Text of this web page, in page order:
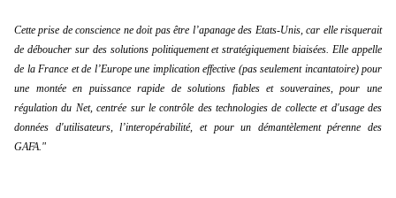
Cette prise de conscience ne doit pas être l’apanage des Etats-Unis, car elle risquerait
de déboucher sur des solutions politiquement et stratégiquement biaisées. Elle appelle
de la France et de l’Europe une implication effective (pas seulement incantatoire) pour
une montée en puissance rapide de solutions fiables et souveraines, pour une
régulation du Net, centrée sur le contrôle des technologies de collecte et d'usage des
données d'utilisateurs, l’interopérabilité, et pour un démantèlement pérenne des
GAFA."